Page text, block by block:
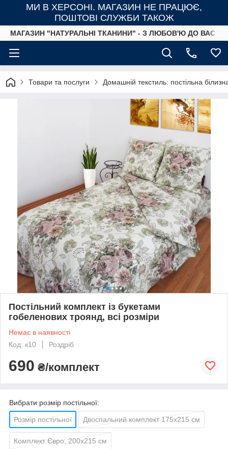
МИ В ХЕРСОНІ. МАГАЗИН НЕ ПРАЦЮЄ,
ПОШТОВІ СЛУЖБИ ТАКОЖ
МАГАЗИН "НАТУРАЛЬНІ ТКАНИНИ" - З ЛЮБОВ'Ю ДО ВАС
Товари та послуги Домашній текстиль: постільна
Постільний комплект із букетами
гобеленових троянд, всі розміри
Немає в наявності
Код: к10
Роздріб
690 ₴/комплект
Вибрати розмір постільної:
Розмір постільної Двоспальний комплект 175х215 см
Комплект Євро, 200х215 см